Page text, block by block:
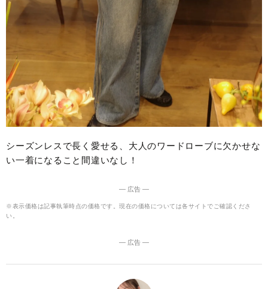
シーズンレスで長く愛せる、大人のワードローブに欠かせな
い一着になること間違いなし！
― 広告 ―
※表示価格は記事執筆時点の価格です。現在の価格については各サイトでご確認くださ
い。
― 広告 ―